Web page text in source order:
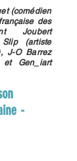
(comédien
des
Joubert
Slip (artiste
J-O Barrez
et Gen_iart
-